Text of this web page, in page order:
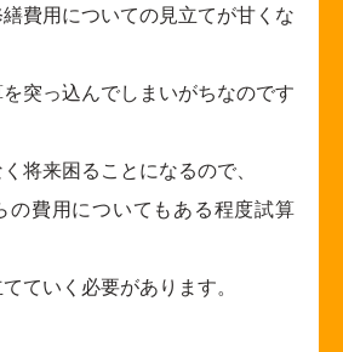
費用についての見立てが甘くな
突っ込んでしまいがちなのです
将来困ることになるので、
の費用についてもある程度試算
ていく必要があります。